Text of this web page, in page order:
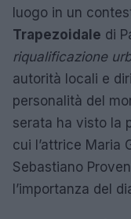
luogo in un
Trapezoidale di
riqualificazione
autorità locali e
personalità del
serata ha visto la
cui l’attrice Maria
Sebastiano
l’importanza del